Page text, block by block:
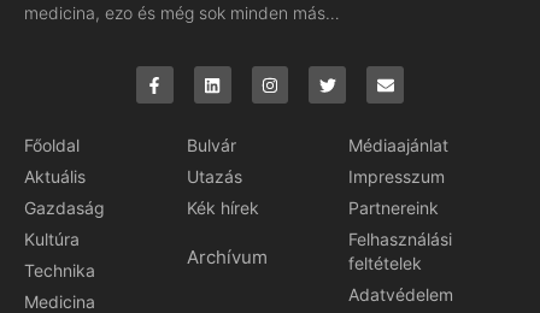
medicina, ezo és még sok minden más…
Főoldal
Aktuális
Gazdaság
Kultúra
Technika
Medicina
Bulvár
Utazás
Kék hírek
Archívum
Médiaajánlat
Impresszum
Partnereink
Felhasználási
feltételek
Adatvédelem